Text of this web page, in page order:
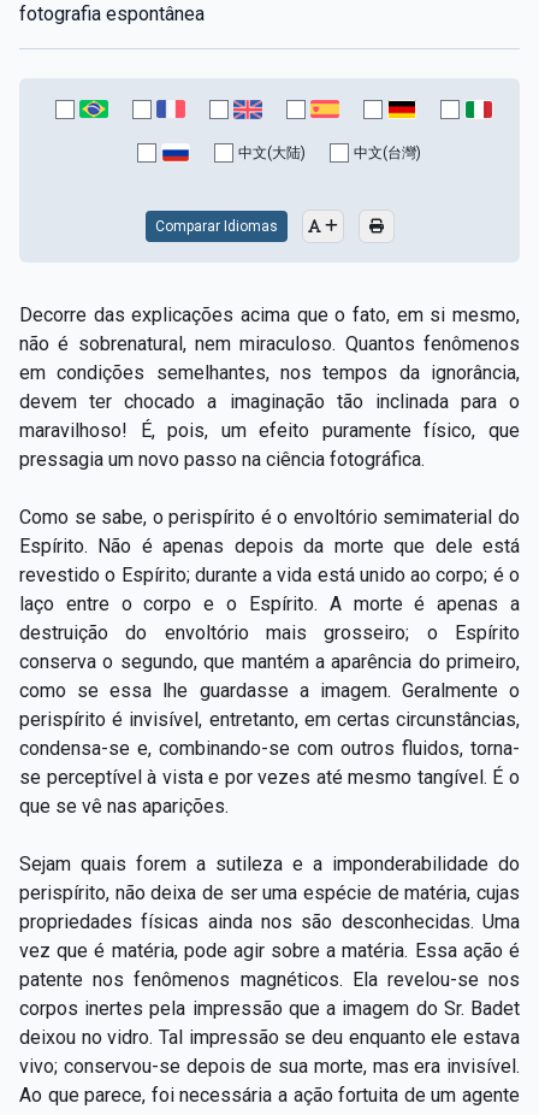
fotografia espontânea
中文(大陆) 中文(台灣)
Comparar Idiomas
Decorre das explicações acima que o fato, em si mesmo,
não é sobrenatural, nem miraculoso. Quantos fenômenos
em condições semelhantes, nos tempos da ignorância,
devem ter chocado a imaginação tão inclinada para o
maravilhoso! É, pois, um efeito puramente físico, que
pressagia um novo passo na ciência fotográfica.
Como se sabe, o perispírito é o envoltório semimaterial do
Espírito. Não é apenas depois da morte que dele está
revestido o Espírito; durante a vida está unido ao corpo; é o
laço entre o corpo e o Espírito. A morte é apenas a
destruição do envoltório mais grosseiro; o Espírito
conserva o segundo, que mantém a aparência do primeiro,
como se essa lhe guardasse a imagem. Geralmente o
perispírito é invisível, entretanto, em certas circunstâncias,
condensa-se e, combinando-se com outros fluidos, torna-
se perceptível à vista e por vezes até mesmo tangível. É o
que se vê nas aparições.
Sejam quais forem a sutileza e a imponderabilidade do
perispírito, não deixa de ser uma espécie de matéria, cujas
propriedades físicas ainda nos são desconhecidas. Uma
vez que é matéria, pode agir sobre a matéria. Essa ação é
patente nos fenômenos magnéticos. Ela revelou-se nos
corpos inertes pela impressão que a imagem do Sr. Badet
deixou no vidro. Tal impressão se deu enquanto ele estava
vivo; conservou-se depois de sua morte, mas era invisível.
Ao que parece, foi necessária a ação fortuita de um agente